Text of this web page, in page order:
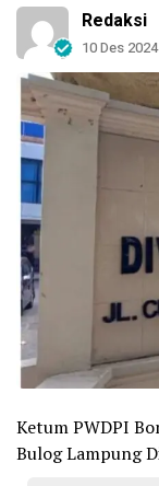
Redaksi
10 Des
Ketum PWDPI
Bulog Lampung